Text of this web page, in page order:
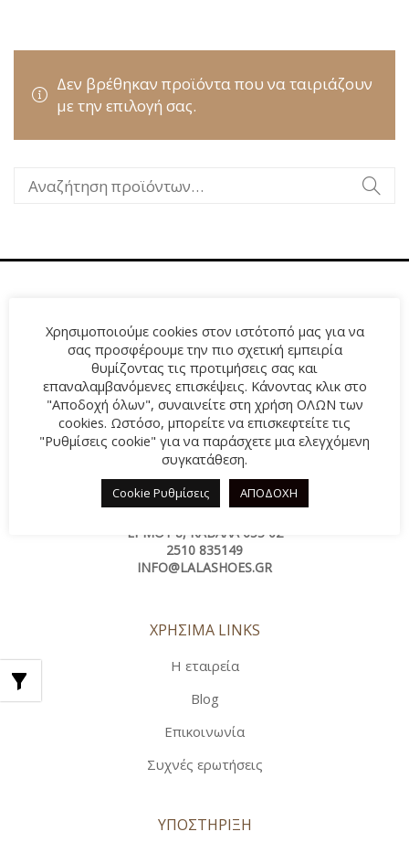
Δεν βρέθηκαν προϊόντα που να ταιριάζουν
με την επιλογή σας.
ΕΡΜΟΎ 8, ΚΑΒΆΛΑ 653 02
2510 835149
INFO@LALASHOES.GR
ΧΡΗΣΙΜΑ LINKS
Η εταιρεία
Blog
Επικοινωνία
Συχνές ερωτήσεις
ΥΠΟΣΤΗΡΙΞΗ
Χρησιμοποιούμε cookies στον ιστότοπό μας για να
σας προσφέρουμε την πιο σχετική εμπειρία
θυμίζοντας τις προτιμήσεις σας και
επαναλαμβανόμενες επισκέψεις. Κάνοντας κλικ στο
"Αποδοχή όλων", συναινείτε στη χρήση ΟΛΩΝ των
cookies. Ωστόσο, μπορείτε να επισκεφτείτε τις
"Ρυθμίσεις cookie" για να παράσχετε μια ελεγχόμενη
συγκατάθεση.
Cookie Ρυθμίσεις ΑΠΟΔΟΧΗ